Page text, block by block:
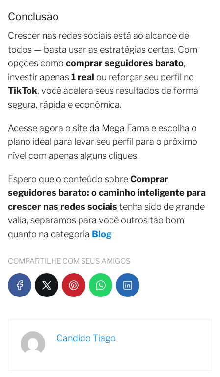
Conclusão
Crescer nas redes sociais está ao alcance de
todos — basta usar as estratégias certas. Com
opções como comprar seguidores barato,
investir apenas1 real ou reforçar seu perfil no
TikTok, você acelera seus resultados de forma
segura, rápida e econômica.
Acesse agora o site da Mega Fama e escolha o
plano ideal para levar seu perfil para o próximo
nível com apenas alguns cliques.
Espero que o conteúdo sobreComprar
seguidores barato: o caminho inteligente para
crescer nas redes sociais tenha sido de grande
valia, separamos para você outros tão bom
quanto na categoria Blog
COMPARTILHE COM SEUS AMIGOS
Candido Tiago